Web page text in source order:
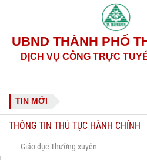
UBND THÀNH PHỐ
DỊCH VỤ CÔNG TRỰC
TIN MỚI
THÔNG TIN THỦ TỤC HÀNH CHÍNH